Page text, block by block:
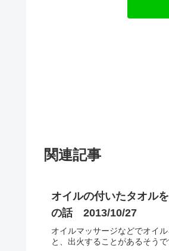
関連記事
オイルの付いたタオル
の話 2013/10/27
オイルマッサージなどでオイ
と、出火することがあるそう